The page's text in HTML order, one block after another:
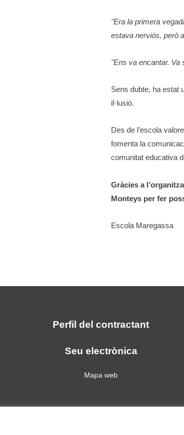
"Era la primera
estava nerviós, però
"Ens va encantar. Va
Sens dubte, ha estat
il·lusió.
Des de l’escola
fomenta la
comunitat educativa
Gràcies a
Monteys per fer
Escola Maregassa
Perfil del contractant
Seu electrònica
Mapa web